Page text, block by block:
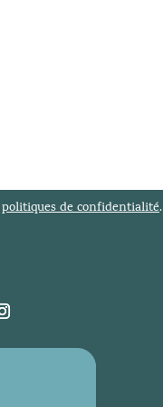
politiques de confidentialité.